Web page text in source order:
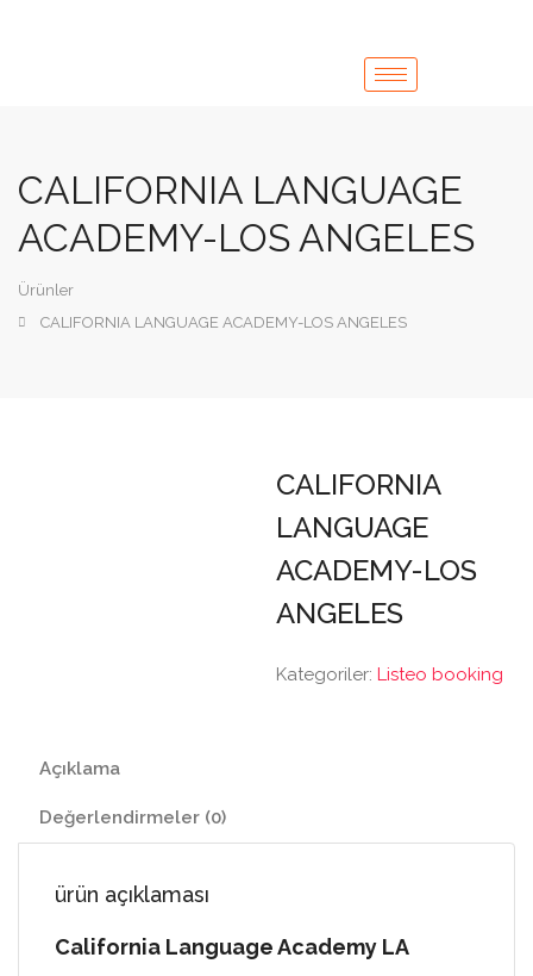
CALIFORNIA LANGUAGE
ACADEMY-LOS ANGELES
Ürünler
CALIFORNIA LANGUAGE ACADEMY-LOS ANGELES
CALIFORNIA
LANGUAGE
ACADEMY-LOS
ANGELES
Kategoriler:Listeo booking
Açıklama
Değerlendirmeler (0)
ürün açıklaması
California Language Academy LA